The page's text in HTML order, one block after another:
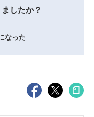
したか？
なった